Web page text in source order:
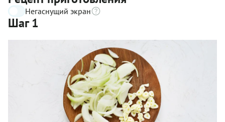
Негаснущий экран
Шаг 1